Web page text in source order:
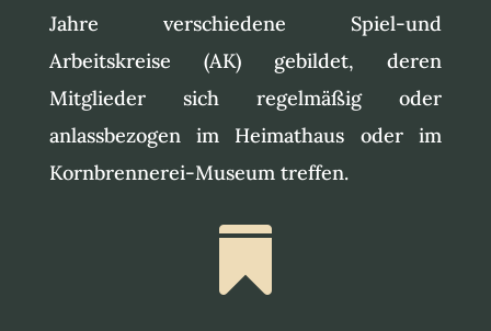
Jahre verschiedene Spiel-und
Arbeitskreise (AK) gebildet, deren
Mitglieder sich regelmäßig oder
anlassbezogen im Heimathaus oder im
Kornbrennerei-Museum treffen.
